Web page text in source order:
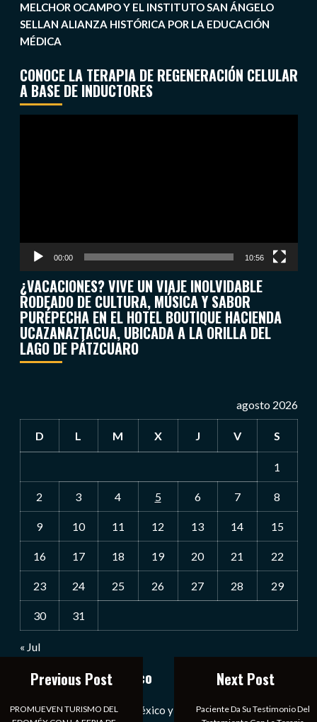
MELCHOR OCAMPO Y EL INSTITUTO SAN ÁNGELO
SELLAN ALIANZA HISTÓRICA POR LA EDUCACIÓN
MÉDICA
CONOCE LA TERAPIA DE REGENERACIÓN CELULAR
A BASE DE INDUCTORES
00:00 10:56
¿VACACIONES? VIVE UN VIAJE INOLVIDABLE
RODEADO DE CULTURA, MÚSICA Y SABOR
PURÉPECHA EN EL HOTEL BOUTIQUE HACIENDA
UCAZANAZTACUA, UBICADA A LA ORILLA DEL
LAGO DE PÁTZCUARO
agosto 2026
D L M X J V S
1
2 3 4 5 6 7 8
9 10 11 12 13 14 15
16 17 18 19 20 21 22
23 24 25 26 27 28 29
30 31
« Jul
Notiexpress de México
Las Noticias Diarias de México y el Mundo a Tu Alcance
Previous Post
PROMUEVEN TURISMO DEL
Next Post
Paciente Da Su Testimonio Del